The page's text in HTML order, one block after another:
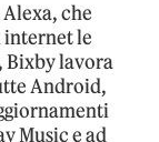
che
internet le
Bixby lavora
Android,
Music e ad